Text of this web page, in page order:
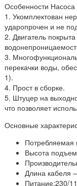
Особенности
1. Укомплектован
ударопрочен и не
2. Двигатель
3.
перекачки воды,
1).
4. Прост в сборке.
5. Штуцер на
что позволяет
Основные
Высота
Длина кабеля
Питание:230/